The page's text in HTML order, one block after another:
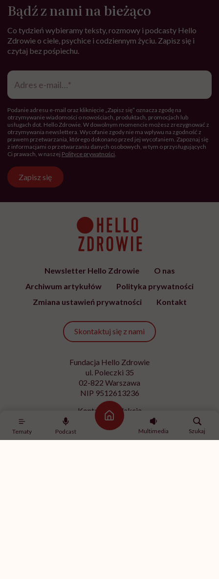
Tematy Podcast
Strona główna
Multimedia
Szukaj
Osoby z ADHD gorzej tolerują odrzucenie
Nieleczone ADHD sprzyja rozwojowi uzależnień
ADHD to nie jest supermoc. Psychiatra: Nie
romantyzujmy zaburzeń
Mówi się "jestem ADHD-owcem". "Diagnoza nie
powinna nas definiować"